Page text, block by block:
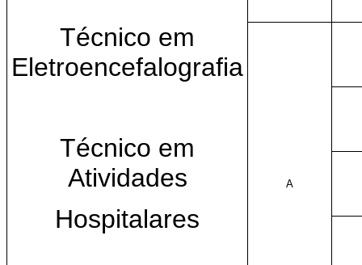
Técnico em
Eletroencefalografia
Técnico em
Atividades
Hospitalares
A